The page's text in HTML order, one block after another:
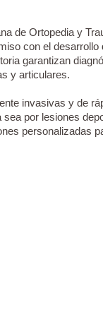
de Ortopedia y
con el
garantizan
y articulares.
invasivas y de
por lesiones
personalizadas